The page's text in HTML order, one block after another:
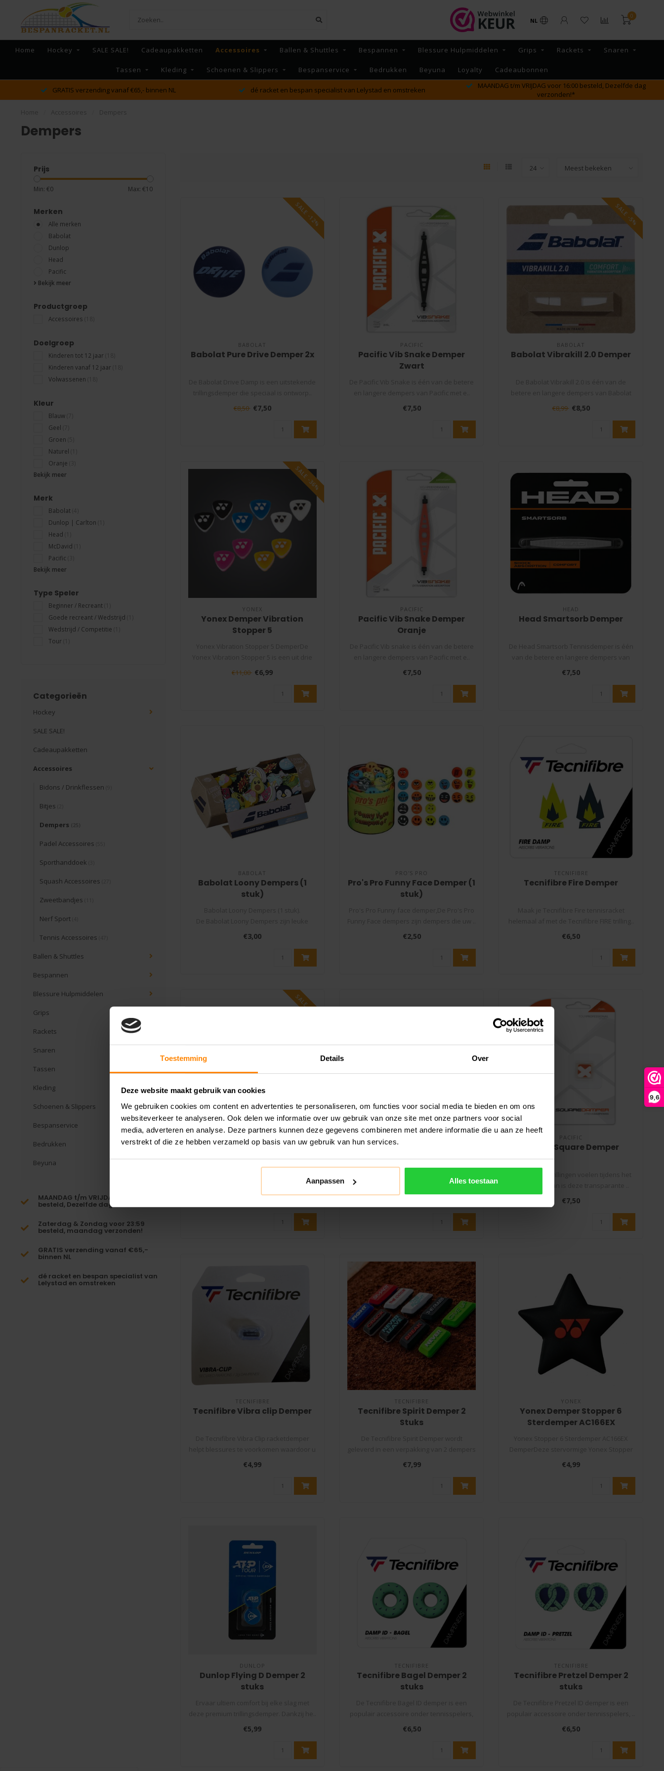
Toestemming Details Over
Deze website maakt gebruik van cookies
We gebruiken cookies om content en advertenties te personaliseren, om functies voor social media te bieden en om ons
websiteverkeer te analyseren. Ook delen we informatie over uw gebruik van onze site met onze partners voor social
media, adverteren en analyse. Deze partners kunnen deze gegevens combineren met andere informatie die u aan ze heeft
verstrekt of die ze hebben verzameld op basis van uw gebruik van hun services.
Aanpassen Alles toestaan
9,6
NL
0
Home Hockey SALE SALE! Cadeaupakketten Accessoires Ballen & Shuttles Bespannen Blessure Hulpmiddelen Grips Rackets Snaren
Tassen Kleding Schoenen & Slippers Bespanservice Bedrukken Beyuna Loyalty Cadeaubonnen
dé racket en bespan specialist van Lelystad en omstreken
MAANDAG t/m VRIJDAG voor 16:00 besteld, Dezelfde dag
verzonden!*
GRATIS verzending vanaf €65,- binnen NL
Dempers
Prijs
Min: €0 Max: €10
Merken
Alle merken
Babolat
Dunlop
Head
Pacific
Bekijk meer
Productgroep
Accessoires
Doelgroep
Kinderen tot 12 jaar
Kinderen vanaf 12 jaar
Volwassenen
Kleur
Blauw
Geel
Groen
Naturel
Oranje
Bekijk meer
Merk
Babolat
Dunlop | Carlton
Head
McDavid
Pacific
Bekijk meer
Type Speler
Beginner / Recreant
Goede recreant / Wedstrijd
Wedstrijd / Competitie
Tour
Categorieën
Hockey
SALE SALE!
Cadeaupakketten
Accessoires
Bidons / Drinkflessen
Bitjes
Dempers
Padel Accessoires
Sporthanddoek
Squash Accessoires
Zweetbandjes
Nerf Sport
Tennis Accessoires
Ballen & Shuttles
Bespannen
Blessure Hulpmiddelen
Grips
Rackets
Snaren
Tassen
Kleding
Schoenen & Slippers
Bespanservice
Bedrukken
Beyuna
MAANDAG t/m VRIJDAG voor 16:00
besteld, Dezelfde dag verzonden!*
Zaterdag & Zondag voor 23:59
besteld, maandag verzonden!
GRATIS verzending vanaf €65,-
binnen NL
dé racket en bespan specialist van
Lelystad en omstreken
SALE -12%
BABOLAT
Babolat Pure Drive Demper 2x
€8,50 €7,50
PACIFIC
Pacific Vib Snake Demper
Zwart
€7,50
SALE -5%
BABOLAT
Babolat Vibrakill 2.0 Demper
m..
€8,99 €8,50
SALE -36%
YONEX
Yonex Demper Vibration
Stopper 5
lag..
€11,00 €6,99
PACIFIC
Pacific Vib Snake Demper
Oranje
€7,50
HEAD
Head Smartsorb Demper
Hea..
€7,50
BABOLAT
Babolat Loony Dempers (1
stuk)
dempers die..
€3,00
PRO'S PRO
Pro's Pro Funny Face Demper (1
stuk)
€2,50
TECNIFIBRE
Tecnifibre Fire Demper
€6,50
SALE -12%
Babolat Pure Aero Demper 2x
uitstekende trillingsdemper die speciaal is
Tecnifibre Tricolore 2 stuks
Demper
populair accessoire onder tennisspelers,
o..
PACIFIC
Pacific Square Demper
€7,50
TECNIFIBRE
Tecnifibre Vibra clip Demper
va..
€4,99
TECNIFIBRE
Tecnifibre Spirit Demper 2
Stuks
met e..
€7,99
YONEX
Yonex Demper Stopper 6
Sterdemper AC166EX
trilling..
€4,99
DUNLOP
Dunlop Flying D Demper 2
stuks
€5,99
TECNIFIBRE
Tecnifibre Bagel Demper 2
stuks
on..
€6,50
TECNIFIBRE
Tecnifibre Pretzel Demper 2
stuks
€6,50